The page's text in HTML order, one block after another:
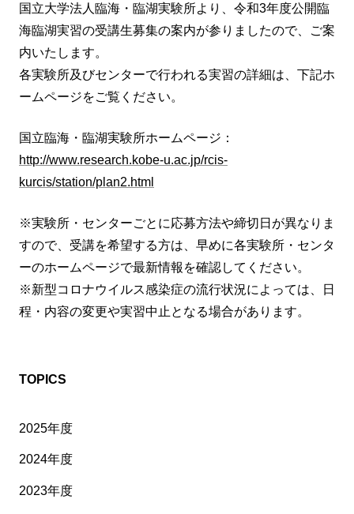
国立大学法人臨海・臨湖実験所より、令和3年度公開臨
海臨湖実習の受講生募集の案内が参りましたので、ご案
内いたします。
各実験所及びセンターで行われる実習の詳細は、下記ホ
ームページをご覧ください。
国立臨海・臨湖実験所ホームページ：
http://www.research.kobe-u.ac.jp/rcis-
kurcis/station/plan2.html
※実験所・センターごとに応募方法や締切日が異なりま
すので、受講を希望する方は、早めに各実験所・センタ
ーのホームページで最新情報を確認してください。
※新型コロナウイルス感染症の流行状況によっては、日
程・内容の変更や実習中止となる場合があります。
TOPICS
2025年度
2024年度
2023年度